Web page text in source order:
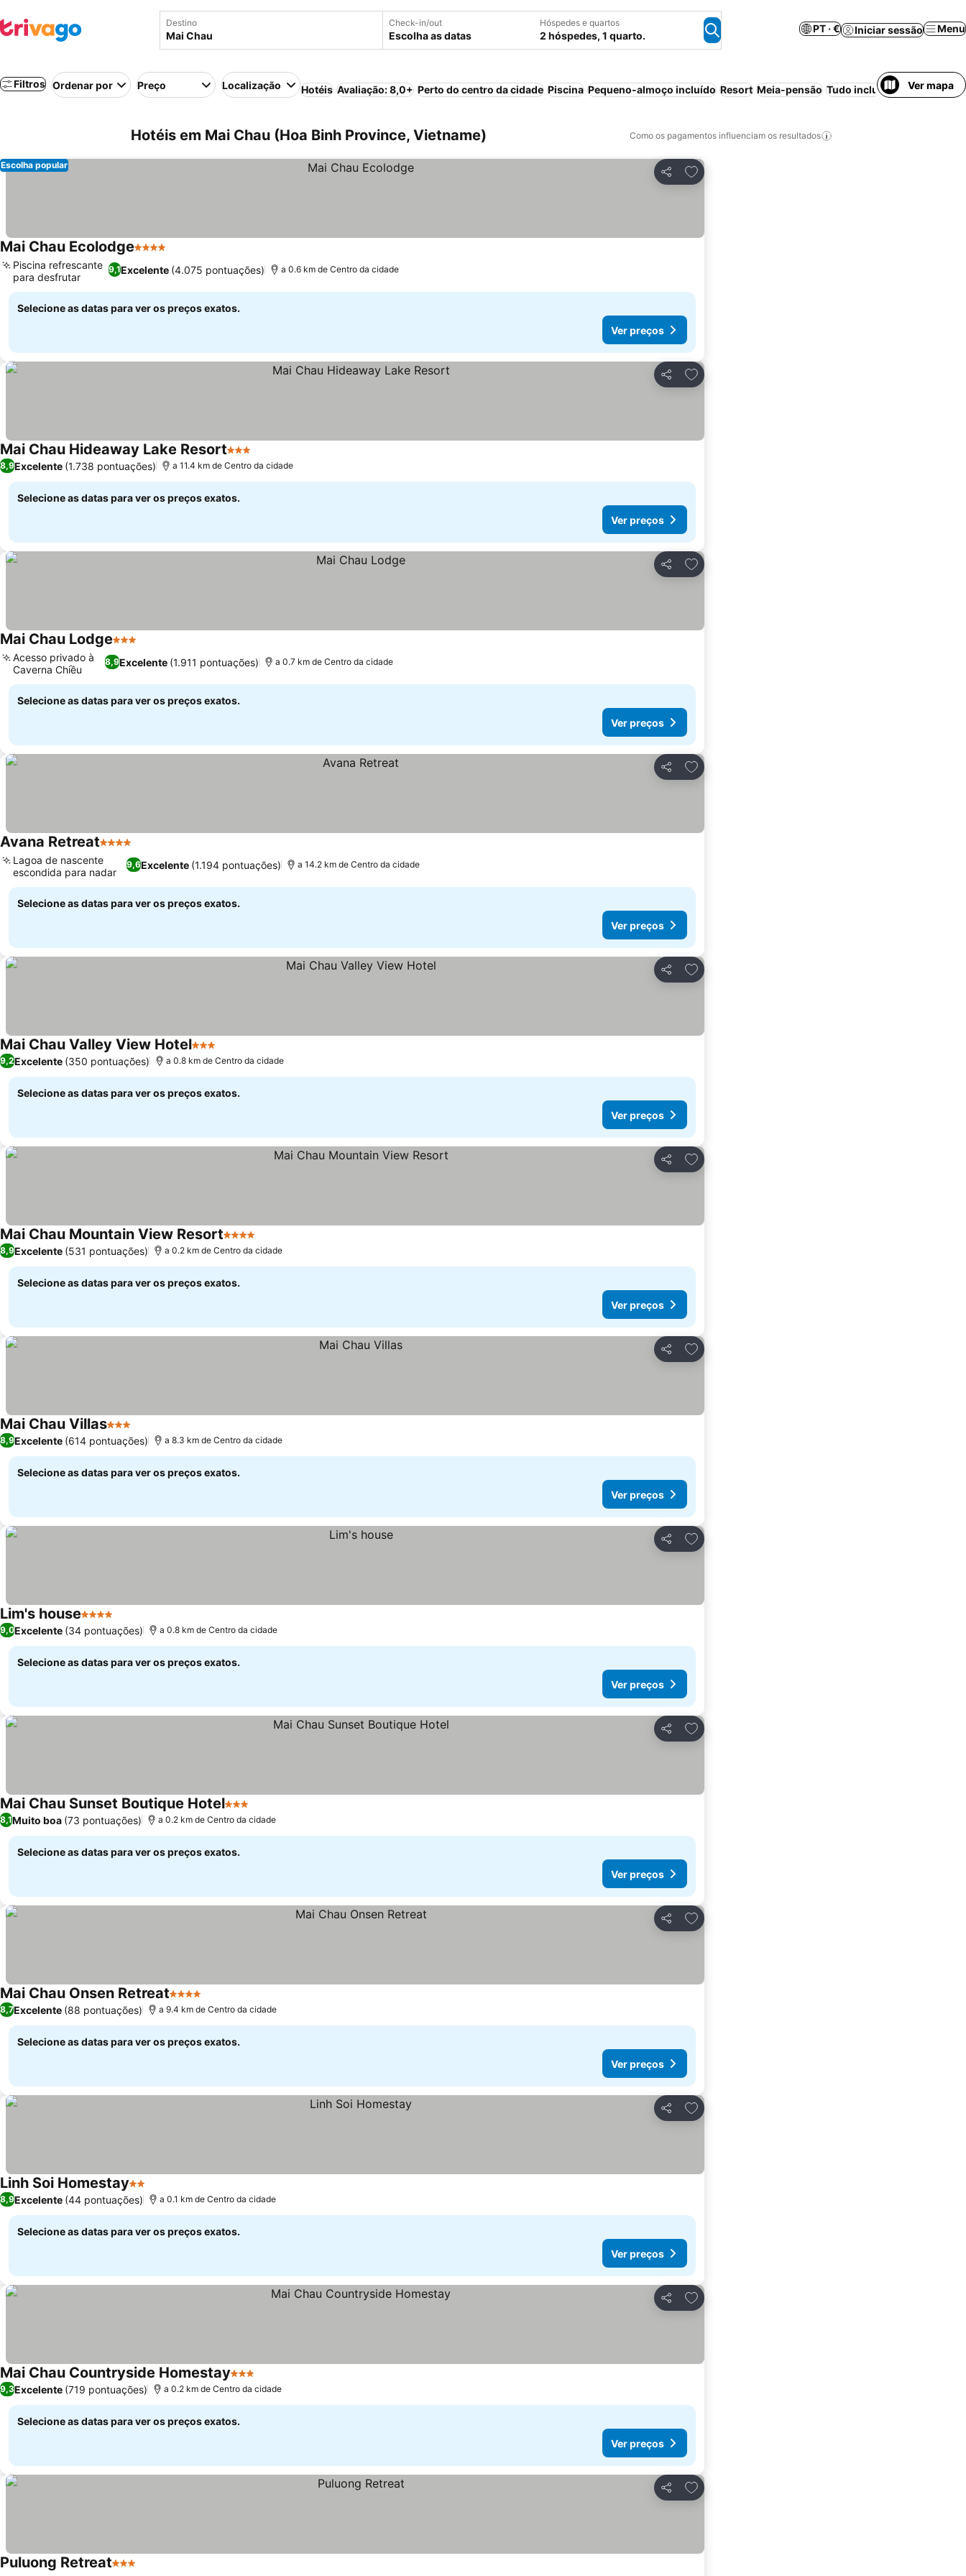
Destino Check-in/out
Escolha as datas
Hóspedes e quartos
2 hóspedes, 1 quarto.
PT · € Iniciar sessão Menu
Filtros Ordenar por Preço Localização Hotéis Avaliação: 8,0+ Perto do centro da cidade Piscina Pequeno-almoço incluído Resort Meia-pensão Tudo incluído Ver mapa
Hotéis em Mai Chau (Hoa Binh Province, Vietname) Como os pagamentos influenciam os resultados
Partilhar
Adicionar aos favoritos
Escolha popular
Mai Chau Ecolodge4 Estrelas
9,1Excelente (4.075 pontuações)
Piscina refrescante
para desfrutar
a 0.6 km de Centro da cidade
Selecione as datas para ver os preços exatos.
Ver preços
Partilhar
Adicionar aos favoritos
Mai Chau Hideaway Lake Resort3 Estrelas
8,9Excelente (1.738 pontuações) a 11.4 km de Centro da cidade
Selecione as datas para ver os preços exatos.
Ver preços
Partilhar
Adicionar aos favoritos
Mai Chau Lodge3 Estrelas
8,9Excelente (1.911 pontuações)
Acesso privado à
Caverna Chiều
a 0.7 km de Centro da cidade
Selecione as datas para ver os preços exatos.
Ver preços
Partilhar
Adicionar aos favoritos
Avana Retreat4 Estrelas
9,6Excelente (1.194 pontuações)
Lagoa de nascente
escondida para nadar
a 14.2 km de Centro da cidade
Selecione as datas para ver os preços exatos.
Ver preços
Partilhar
Adicionar aos favoritos
Mai Chau Valley View Hotel3 Estrelas
9,2Excelente (350 pontuações) a 0.8 km de Centro da cidade
Selecione as datas para ver os preços exatos.
Ver preços
Partilhar
Adicionar aos favoritos
Mai Chau Mountain View Resort4 Estrelas
8,9Excelente (531 pontuações) a 0.2 km de Centro da cidade
Selecione as datas para ver os preços exatos.
Ver preços
Partilhar
Adicionar aos favoritos
Mai Chau Villas3 EstrelasVer preços
8,9Excelente (614 pontuações) a 8.3 km de Centro da cidade
Selecione as datas para ver os preços exatos.
Ver preços
Partilhar
Adicionar aos favoritos
Lim's house4 EstrelasVer preços
9,0Excelente (34 pontuações) a 0.8 km de Centro da cidade
Selecione as datas para ver os preços exatos.
Ver preços
Partilhar
Adicionar aos favoritos
Mai Chau Sunset Boutique Hotel3 Estrelas
8,1Muito boa (73 pontuações) a 0.2 km de Centro da cidade
Selecione as datas para ver os preços exatos.
Ver preços
Partilhar
Adicionar aos favoritos
Mai Chau Onsen Retreat4 Estrelas
8,7Excelente (88 pontuações) a 9.4 km de Centro da cidade
Selecione as datas para ver os preços exatos.
Ver preços
Partilhar
Adicionar aos favoritos
Linh Soi Homestay2 Estrelas
Ver preços
8,9Excelente (44 pontuações) a 0.1 km de Centro da cidade
Selecione as datas para ver os preços exatos.
Ver preços
Partilhar
Adicionar aos favoritos
Mai Chau Countryside Homestay3 Estrelas
9,3Excelente (719 pontuações) a 0.2 km de Centro da cidade
Selecione as datas para ver os preços exatos.
Ver preços
Partilhar
Adicionar aos favoritos
Puluong Retreat3 Estrelas